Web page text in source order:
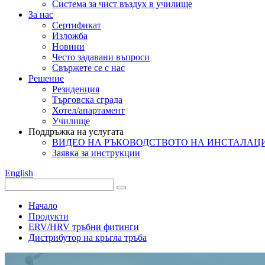
Система за чист въздух в училище
За нас
Сертификат
Изложба
Новини
Често задавани въпроси
Свържете се с нас
Решение
Резиденция
Търговска сграда
Хотел/апартамент
Училище
Поддръжка на услугата
ВИДЕО НА РЪКОВОДСТВОТО НА
Заявка за инструкции
English
Начало
Продукти
ERV/HRV тръбни фитинги
Дистрибутор на кръгла тръба